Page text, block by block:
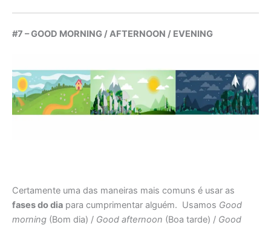
#7 – GOOD MORNING / AFTERNOON / EVENING
Certamente uma das maneiras mais comuns é usar as
fases do dia para cumprimentar alguém. Usamos Good
morning (Bom dia) / Good afternoon (Boa tarde) / Good